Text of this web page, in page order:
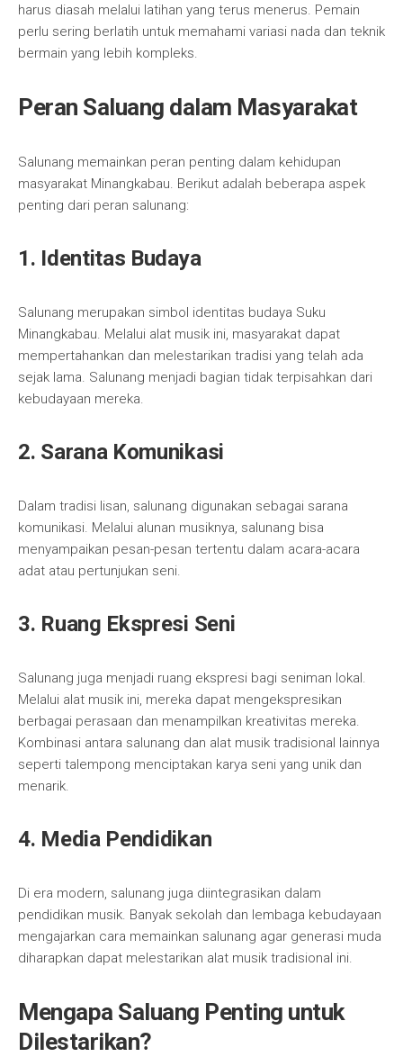
harus diasah melalui latihan yang terus menerus. Pemain
perlu sering berlatih untuk memahami variasi nada dan teknik
bermain yang lebih kompleks.
Peran Saluang dalam Masyarakat
Salunang memainkan peran penting dalam kehidupan
masyarakat Minangkabau. Berikut adalah beberapa aspek
penting dari peran salunang:
1. Identitas Budaya
Salunang merupakan simbol identitas budaya Suku
Minangkabau. Melalui alat musik ini, masyarakat dapat
mempertahankan dan melestarikan tradisi yang telah ada
sejak lama. Salunang menjadi bagian tidak terpisahkan dari
kebudayaan mereka.
2. Sarana Komunikasi
Dalam tradisi lisan, salunang digunakan sebagai sarana
komunikasi. Melalui alunan musiknya, salunang bisa
menyampaikan pesan-pesan tertentu dalam acara-acara
adat atau pertunjukan seni.
3. Ruang Ekspresi Seni
Salunang juga menjadi ruang ekspresi bagi seniman lokal.
Melalui alat musik ini, mereka dapat mengekspresikan
berbagai perasaan dan menampilkan kreativitas mereka.
Kombinasi antara salunang dan alat musik tradisional lainnya
seperti talempong menciptakan karya seni yang unik dan
menarik.
4. Media Pendidikan
Di era modern, salunang juga diintegrasikan dalam
pendidikan musik. Banyak sekolah dan lembaga kebudayaan
mengajarkan cara memainkan salunang agar generasi muda
diharapkan dapat melestarikan alat musik tradisional ini.
Mengapa Saluang Penting untuk
Dilestarikan?